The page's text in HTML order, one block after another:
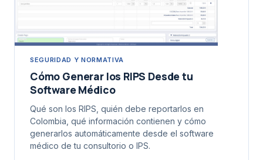
SEGURIDAD Y NORMATIVA
Cómo Generar los RIPS Desde tu
Software Médico
Qué son los RIPS, quién debe reportarlos en
Colombia, qué información contienen y cómo
generarlos automáticamente desde el software
médico de tu consultorio o IPS.